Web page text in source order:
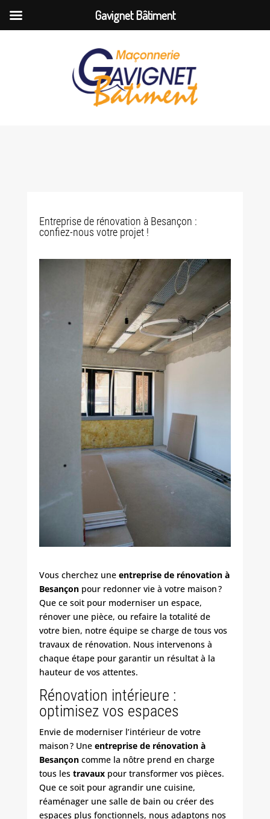
Entreprise de rénovation à Besançon :
confiez-nous votre projet !
Vous cherchez une entreprise de rénovation à
Besançonpour redonner vie à votre maison ?
Que ce soit pour moderniser un espace,
rénover une pièce, ou refaire la totalité de
votre bien, notre équipe se charge de tous vos
travaux de rénovation. Nous intervenons à
chaque étape pour garantir un résultat à la
hauteur de vos attentes.
Rénovation intérieure :
optimisez vos espaces
Envie de moderniser l’intérieur de votre
maison ? Une entreprise de rénovation à
Besançoncomme la nôtre prend en charge
tous les travauxpour transformer vos pièces.
Que ce soit pour agrandir une cuisine,
réaménager une salle de bain ou créer des
espaces plus fonctionnels, nous adaptons nos
Gavignet Bâtiment